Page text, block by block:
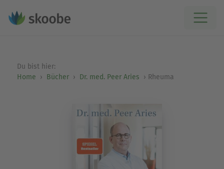
Du bist hier:
Home
Bücher Dr. med. Peer Aries Rheuma